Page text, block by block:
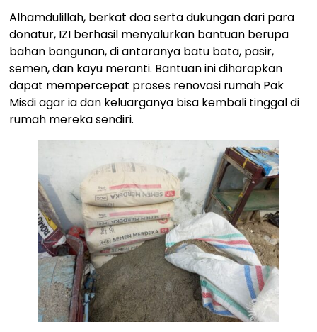
Alhamdulillah, berkat doa serta dukungan dari para
donatur, IZI berhasil menyalurkan bantuan berupa
bahan bangunan, di antaranya batu bata, pasir,
semen, dan kayu meranti. Bantuan ini diharapkan
dapat mempercepat proses renovasi rumah Pak
Misdi agar ia dan keluarganya bisa kembali tinggal di
rumah mereka sendiri.